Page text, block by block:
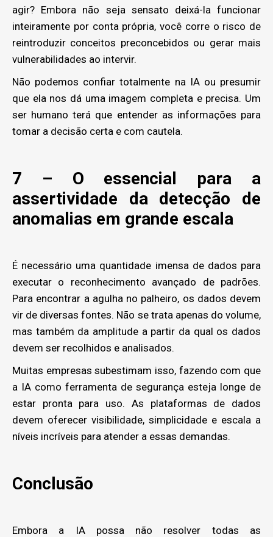
agir? Embora não seja sensato deixá-la funcionar
inteiramente por conta própria, você corre o risco de
reintroduzir conceitos preconcebidos ou gerar mais
vulnerabilidades ao intervir.
Não podemos confiar totalmente na IA ou presumir
que ela nos dá uma imagem completa e precisa. Um
ser humano terá que entender as informações para
tomar a decisão certa e com cautela.
7 – O essencial para a
assertividade da detecção de
anomalias em grande escala
É necessário uma quantidade imensa de dados para
executar o reconhecimento avançado de padrões.
Para encontrar a agulha no palheiro, os dados devem
vir de diversas fontes. Não se trata apenas do volume,
mas também da amplitude a partir da qual os dados
devem ser recolhidos e analisados.
Muitas empresas subestimam isso, fazendo com que
a IA como ferramenta de segurança esteja longe de
estar pronta para uso. As plataformas de dados
devem oferecer visibilidade, simplicidade e escala a
níveis incríveis para atender a essas demandas.
Conclusão
Embora a IA possa não resolver todas as